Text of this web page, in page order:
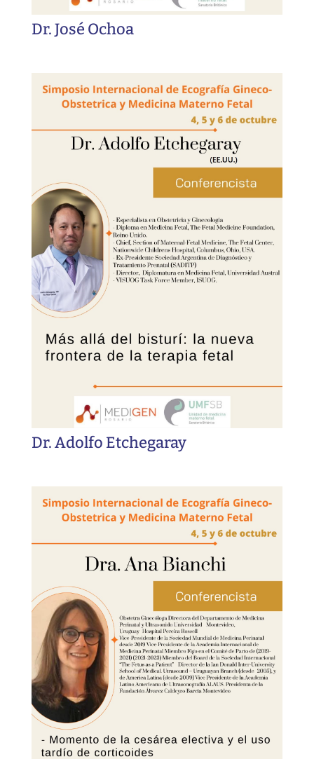
Dr. José Ochoa
Dr. Adolfo Etchegaray